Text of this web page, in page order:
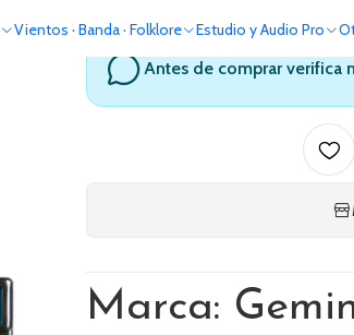
Vientos · Banda · Folklore Estudio y Audio Pro
Antes de comprar verifica
Marca: